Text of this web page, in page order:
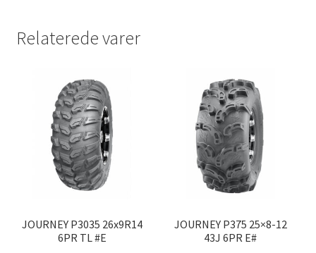
Relaterede varer
JOURNEY P3035 26x9R14
6PR TL #E
JOURNEY P375 25×8-12
43J 6PR E#